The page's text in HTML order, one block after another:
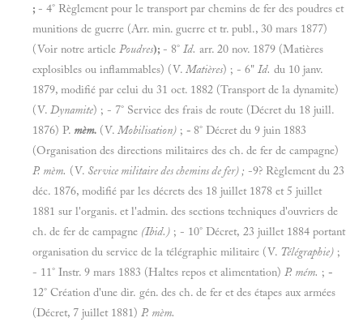
; - 4° Règlement pour le transport par chemins de fer des poudres et
munitions de guerre (Arr. min. guerre et tr. publ., 30 mars 1877)
(Voir notre article Poudres); - 8° Id. arr. 20 nov. 1879 (Matières
explosibles ou inflammables) (V. Matières) ; - 6" Id. du 10 janv.
1879, modifié par celui du 31 oct. 1882 (Transport de la dynamite)
(V. Dynamite) ; - 7° Service des frais de route (Décret du 18 juill.
1876) P. mèm. (V. Mobilisation) ; - 8° Décret du 9 juin 1883
(Organisation des directions militaires des ch. de fer de campagne)
P. mèm. (V. Service militaire des chemins de fer) ; -9? Règlement du 23
déc. 1876, modifié par les décrets des 18 juillet 1878 et 5 juillet
1881 sur l'organis. et l'admin. des sections techniques d'ouvriers de
ch. de fer de campagne (Ibid.) ; - 10° Décret, 23 juillet 1884 portant
organisation du service de la télégraphie militaire (V. Télégraphie) ;
- 11° Instr. 9 mars 1883 (Haltes repos et alimentation) P. mém. ; -
12° Création d'une dir. gén. des ch. de fer et des étapes aux armées
(Décret, 7 juillet 1881) P. mèm.